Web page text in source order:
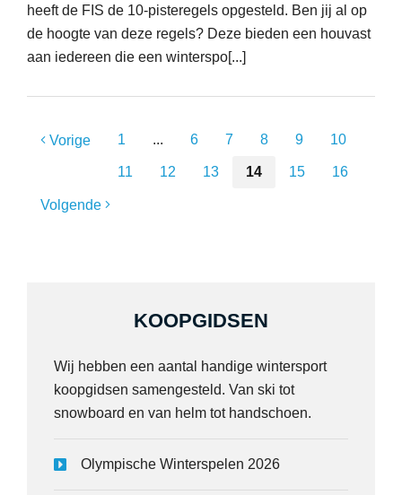
heeft de FIS de 10-pisteregels opgesteld. Ben jij al op
de hoogte van deze regels? Deze bieden een houvast
aan iedereen die een winterspo[...]
Vorige 1 ... 6 7 8 9 10
11 12 13 14 15 16
Volgende
KOOPGIDSEN
Wij hebben een aantal handige wintersport
koopgidsen samengesteld. Van ski tot
snowboard en van helm tot handschoen.
Olympische Winterspelen 2026